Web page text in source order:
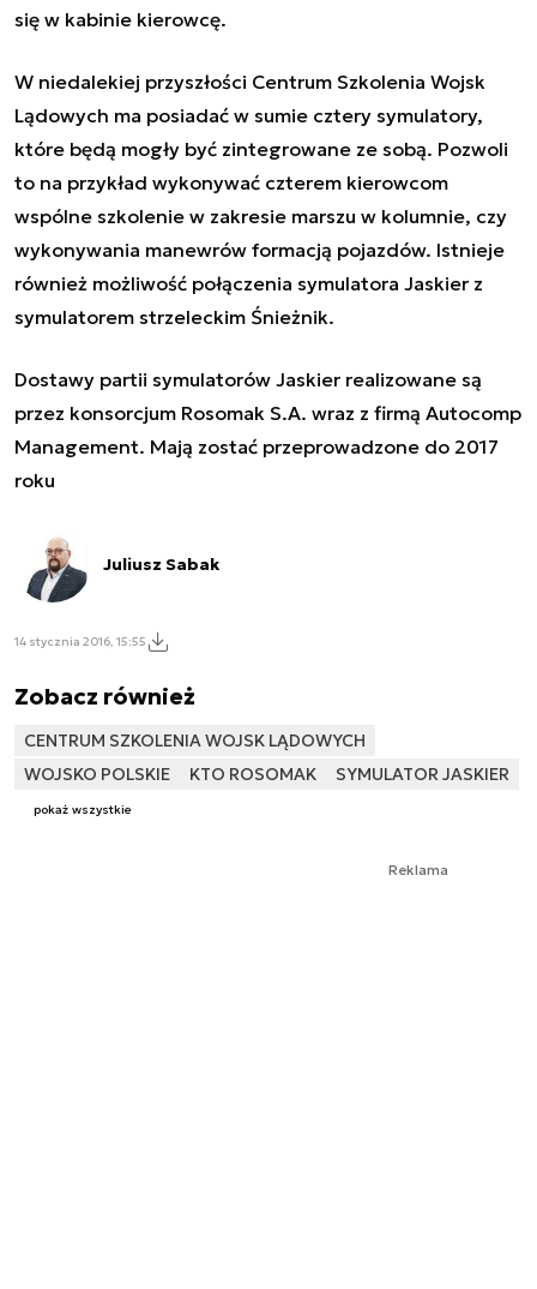
się w kabinie kierowcę.
W niedalekiej przyszłości Centrum Szkolenia Wojsk
Lądowych ma posiadać w sumie cztery symulatory,
które będą mogły być zintegrowane ze sobą. Pozwoli
to na przykład wykonywać czterem kierowcom
wspólne szkolenie w zakresie marszu w kolumnie, czy
wykonywania manewrów formacją pojazdów. Istnieje
również możliwość połączenia symulatora Jaskier z
symulatorem strzeleckim Śnieżnik.
Dostawy partii symulatorów Jaskier realizowane są
przez konsorcjum Rosomak S.A. wraz z firmą Autocomp
Management. Mają zostać przeprowadzone do 2017
roku
Juliusz Sabak
14 stycznia 2016, 15:55
Zobacz również
CENTRUM SZKOLENIA WOJSK LĄDOWYCH
WOJSKO POLSKIE
KTO ROSOMAK SYMULATOR JASKIER
pokaż wszystkie
Reklama